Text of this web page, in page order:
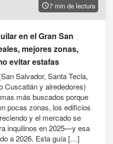
7 min de lectura
en el Gran San
mejores zonas,
evitar estafas
Salvador, Santa Tecla,
Cuscatlán y alrededores)
más buscados porque
pocas zonas, los edificios
y el mercado se
inquilinos en 2025—y esa
a 2026. Esta guía […]